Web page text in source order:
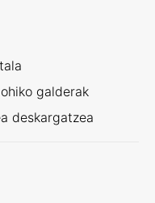
galderak
deskargatzea